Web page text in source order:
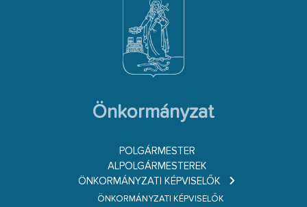
Önkormányzat
POLGÁRMESTER
ALPOLGÁRMESTEREK
ÖNKORMÁNYZATI KÉPVISELŐK
ÖNKORMÁNYZATI KÉPVISELŐK